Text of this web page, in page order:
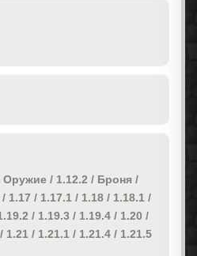
Оружие / 1.12.2 / Броня /
/ 1.17 / 1.17.1 / 1.18 / 1.18.1 /
/ 1.19.3 / 1.19.4 / 1.20 /
/ 1.21 / 1.21.1 / 1.21.4 / 1.21.5